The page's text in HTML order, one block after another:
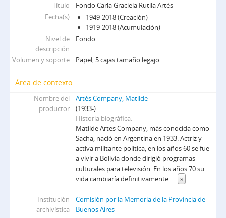
Título
Fondo Carla Graciela Rutila Artés
Fecha(s)
1949-2018 (Creación)
1919-2018 (Acumulación)
Nivel de
descripción
Fondo
Volumen y soporte Papel, 5 cajas tamaño legajo.
Área de contexto
Nombre del
productor
Artés Company, Matilde
(1933-)
Historia biográfica
Matilde Artes Company, más conocida como
Sacha, nació en Argentina en 1933. Actriz y
activa militante política, en los años 60 se fue
a vivir a Bolivia donde dirigió programas
culturales para televisión. En los años 70 su
vida cambiaría definitivamente. ... »
Institución
archivística
Comisión por la Memoria de la Provincia de
Buenos Aires